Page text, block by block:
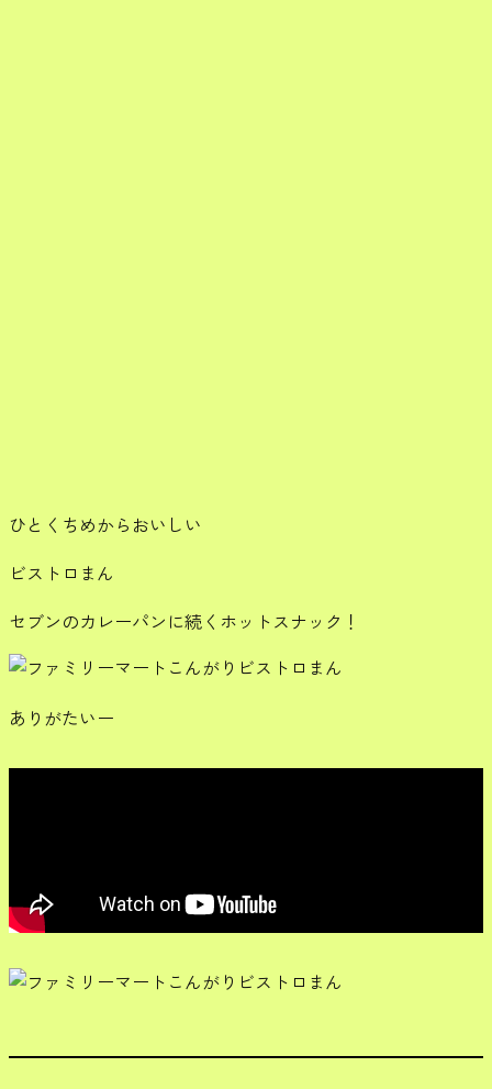
ひとくちめからおいしい
ビストロまん
セブンのカレーパンに続くホットスナック！
ありがたいー